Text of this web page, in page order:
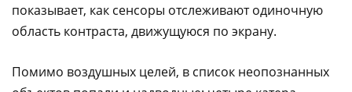
показывает, как сенсоры отслеживают одиночную
область контраста, движущуюся по экрану.
Помимо воздушных целей, в список неопознанных